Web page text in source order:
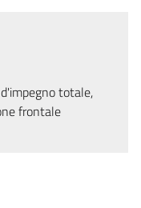
totale,
frontale